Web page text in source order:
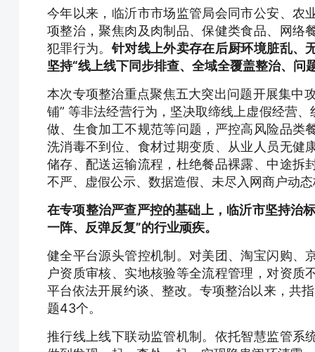
今年以来，临沂市市场监管局会同市公安、农
项整治，聚焦肉及肉制品、保健类食品、网络
犯罪行为。针对线上外卖存在后厨环境脏乱、
坚持“线上线下同步排查、全域全覆盖整治、
本次专项整治重点聚焦五大突出问题开展集中
铺” 等非法经营行为，坚决取缔线上虚假经营
做、生食加工不规范等问题，严控高风险品类
洗消毒不到位、食材过期变质、从业人员无健
储存、配送运输流程，杜绝餐品裸露、中途拆
不严、虚假公示、数据造假、未尽入网商户动
在专项整治严查严控的基础上，临沂市坚持治
一阵、反弹反复”的行业顽疾。
健全平台源头管控机制。对美团、淘宝闪购、
户资质审核、实地核验等全流程管理，对资
平台依法开展约谈、整改。专项整治以来，共
题43个。
推行线上线下联动监管机制。依托智慧监管系